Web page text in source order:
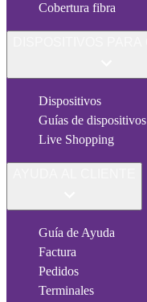
Cobertura fibra
Dispositivos
Guías de dispositivos
Live Shopping
Guía de Ayuda
Factura
Pedidos
Terminales